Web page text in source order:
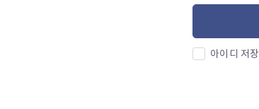
아이디 저장